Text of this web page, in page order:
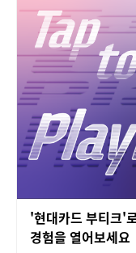
'현대카드 부티크'
경험을 열어보세요